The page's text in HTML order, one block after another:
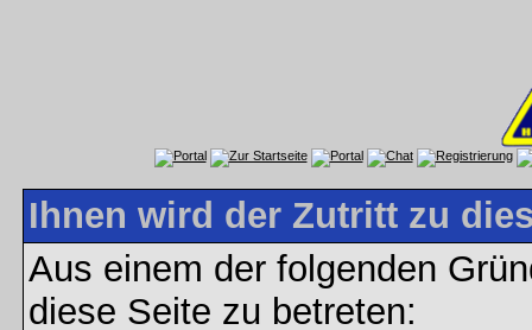
Ihnen wird der Zutritt zu
Aus einem der folgenden
diese Seite zu betreten: